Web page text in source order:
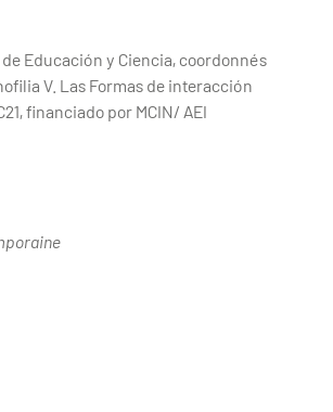
Educación y Ciencia, coordonnés
V. Las Formas de interacción
financiado por MCIN/ AEI